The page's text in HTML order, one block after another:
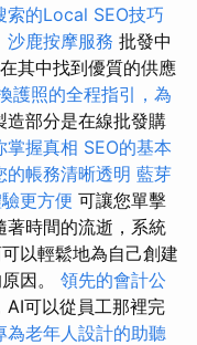
索的Local SEO技巧
沙鹿按摩服務 批發中
其中找到優質的供應
護照的全程指引，為
造部分是在線批發購
掌握真相 SEO的基本
的帳務清晰透明 藍芽
更方便 可讓您單擊
著時間的流逝，系統
以輕鬆地為自己創建
因。 領先的會計公
AI可以從員工那裡完
為老年人設計的助聽